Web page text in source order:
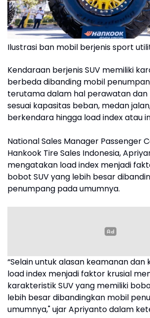
Ilustrasi ban mobil berjenis sport
Kendaraan berjenis SUV memiliki
berbeda dibanding mobil
terutama dalam hal perawatan dan
sesuai kapasitas beban, medan
berkendara hingga load index atau
National Sales Manager Passenger
Hankook Tire Sales Indonesia,
mengatakan load index menjadi
bobot SUV yang lebih besar
penumpang pada umumnya.
“Selain untuk alasan keamanan dan
load index menjadi faktor krusial
karakteristik SUV yang memiliki
lebih besar dibandingkan mobil
umumnya," ujar Apriyanto dalam